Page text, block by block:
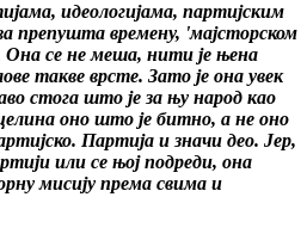
идеологијама, партијским
препушта времену, 'мајсторском
се не меша, нити је њена
такве врсте. Зато је она увек
стога што је за њу народ као
оно што је битно, а не оно
Партија и значи део. Јер,
или се њој подреди, она
мисију према свима и